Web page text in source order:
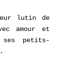
lutin de
amour et
ses petits-